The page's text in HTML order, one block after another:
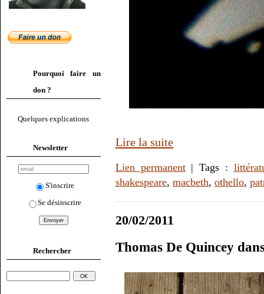
Pourquoi faire un
don ?
Quelques explications
Newsletter
S'inscrire
Se désinscrire
Rechercher
Lire la suite
Lien permanent| Tags :
shakespeare, macbeth, othello,
20/02/2011
Thomas De Quincey